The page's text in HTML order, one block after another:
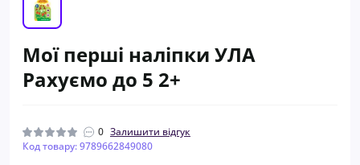
Мої перші наліпки УЛА
Рахуємо до 5 2+
0 Залишити відгук
Код товару: 9789662849080